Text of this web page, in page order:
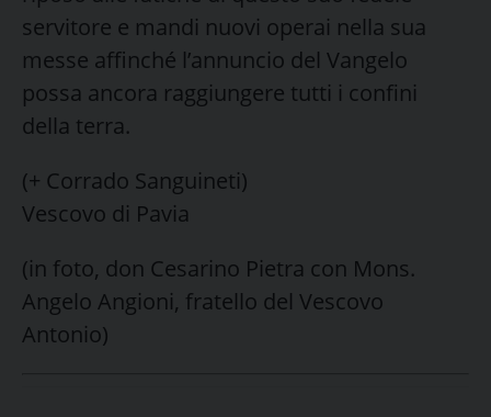
servitore e mandi nuovi operai nella sua
messe affinché l’annuncio del Vangelo
possa ancora raggiungere tutti i confini
della terra.
(+ Corrado Sanguineti)
Vescovo di Pavia
(in foto, don Cesarino Pietra con Mons.
Angelo Angioni, fratello del Vescovo
Antonio)